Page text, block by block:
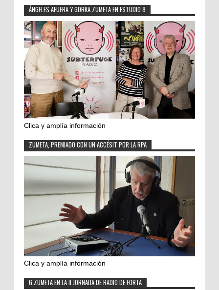
ÁNGELES AFUERA Y GORKA ZUMETA EN ESTUDIO 8
Clica y amplía información
ZUMETA, PREMIADO CON UN ACCÉSIT POR LA RPA
Clica y amplía información
G.ZUMETA EN LA II JORNADA DE RADIO DE FORTA